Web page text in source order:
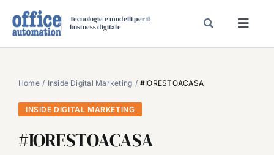
Tecnologie e modelli per il
business digitale
SPECIAL PAPER
TAVOLE ROTONDE DI REDAZIONE
CARRIERE
Home Inside Digital Marketing #IORESTOACASA
INSIDE DIGITAL MARKETING
#IORESTOACASA